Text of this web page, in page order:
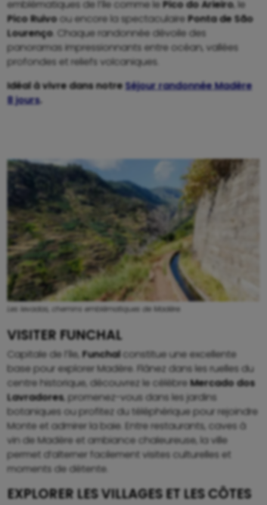
emblématiques de l’île comme le Pico do Arieiro, le
Pico Ruivo ou encore la spectaculairePonta de São
Lourenço . Chaque randonnée dévoile des
panoramas impressionnants entre océan, vallées
profondes et reliefs volcaniques.
Idéal à vivre dans notreSéjour randonnée Madère
8 jours.
Les levadas, chemins emblématiques de Madère.
VISITER FUNCHAL
Capitale de l’île,Funchalconstitue une excellente
base pour explorer Madère. Flânez dans les ruelles du
centre historique, découvrez le célèbreMercado dos
Lavradores, promenez-vous dans les jardins
botaniques ou profitez du téléphérique pour rejoindre
Monte et admirer la baie. Entre restaurants, caves à
vin de Madère et ambiance chaleureuse, la ville
permet d’alterner facilement visites culturelles et
moments de détente.
EXPLORER LES VILLAGES ET LES CÔTES